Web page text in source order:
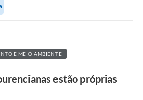
E MEIO AMBIENTE
estão próprias